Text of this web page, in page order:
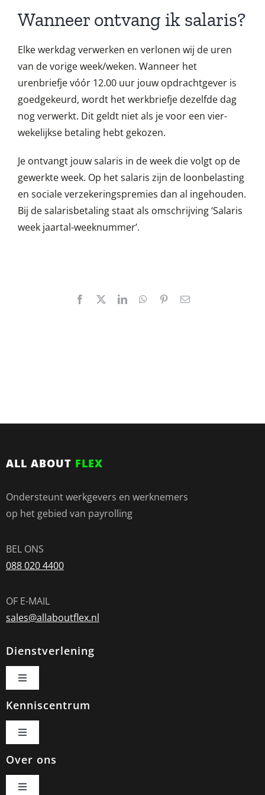
Wanneer ontvang ik salaris?
Elke werkdag verwerken en verlonen wij de uren
van de vorige week/weken. Wanneer het
urenbriefje vóór 12.00 uur jouw opdrachtgever is
goedgekeurd, wordt het werkbriefje dezelfde dag
nog verwerkt. Dit geldt niet als je voor een vier-
wekelijkse betaling hebt gekozen.
Je ontvangt jouw salaris in de week die volgt op de
gewerkte week. Op het salaris zijn de loonbelasting
en sociale verzekeringspremies dan al ingehouden.
Bij de salarisbetaling staat als omschrijving ‘Salaris
week jaartal-weeknummer’.
Facebook LinkedInWhatsApp
Pinterest
E-
ALL ABOUT FLEX
Ondersteunt werkgevers en werknemers
op het gebied van payrolling
BEL ONS
088 020 4400
OF E-MAIL
sales@allaboutflex.nl
Dienstverlening
Toggle
Voor werkgevers
Voor werknemers
Kenniscentrum
Toggle
FAQ Payrolling
Over ons
Toggle